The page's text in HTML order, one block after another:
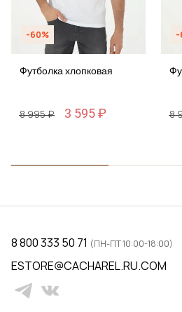
-60%
Футболка хлопковая
8 995 ₽ 3 595 ₽
-
8
8 800 333 50 71 (ПН-ПТ 10:00-18:00)
ESTORE@CACHAREL.RU.COM